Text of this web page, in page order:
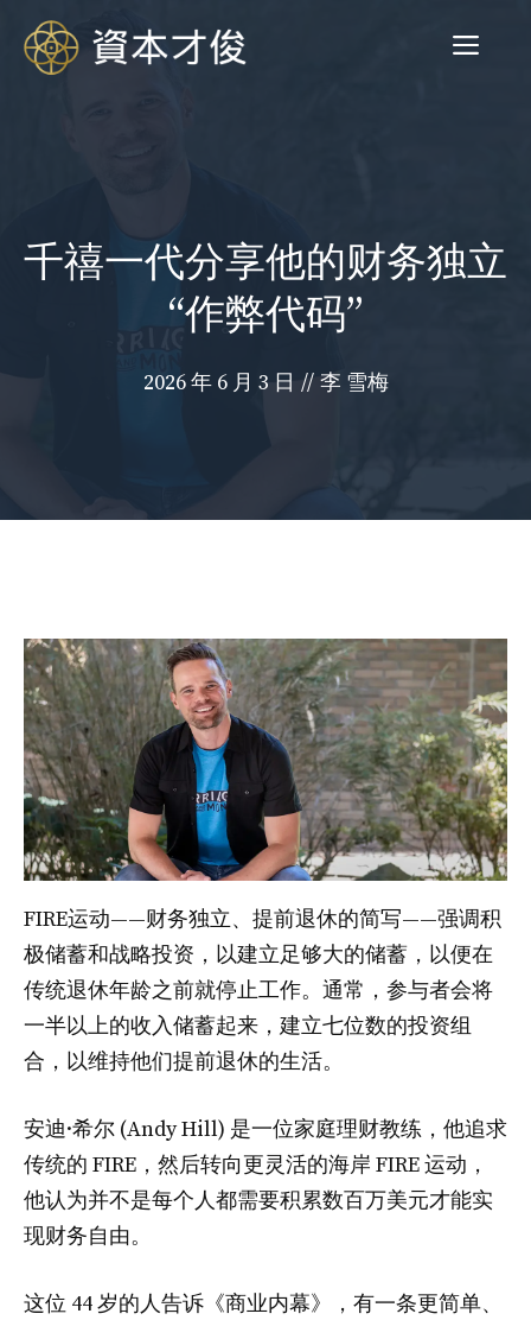
菜
千禧一代分享他的财务独立
“作弊代码”
2026 年 6 月 3 日 // 李 雪梅
FIRE运动——财务独立、提前退休的简写——强调积
极储蓄和战略投资，以建立足够大的储蓄，以便在
传统退休年龄之前就停止工作。通常，参与者会将
一半以上的收入储蓄起来，建立七位数的投资组
合，以维持他们提前退休的生活。
安迪·希尔 (Andy Hill) 是一位家庭理财教练，他追求
传统的 FIRE，然后转向更灵活的海岸 FIRE 运动，
他认为并不是每个人都需要积累数百万美元才能实
现财务自由。
这位 44 岁的人告诉《商业内幕》，有一条更简单、